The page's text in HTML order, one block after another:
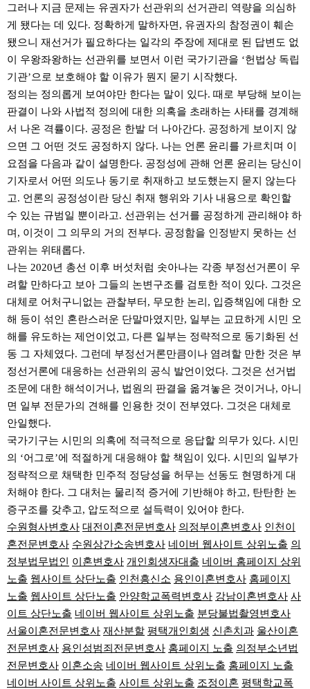
그러나 지금 문제는 유권자가 선관위의 선거관리 역량을 의심하
게 됐다는 데 있다. 정확하게 말하자면, 유권자의 참정권이 훼손
됐으니 재선거가 필요하다는 일각의 주장에 제대로 된 답변도 없
이 우왕좌왕하는 선관위를 보면서 이런 국가기관을 ‘헌법상 독립
기관’으로 보호해야 할 이유가 뭔지 묻기 시작했다.
정의는 정의롭게 보여야만 한다는 말이 있다. 때로 부당해 보이는
판결이 나와 사법적 정의에 대한 의혹을 초래하는 사태를 경계해
서 나온 격률이다. 공정은 한발 더 나아간다. 공정하게 보이지 않
으면 그 어떤 것도 공정하지 않다. 나는 언론 윤리를 가르치며 이
요점을 다음과 같이 설명한다. 공정성에 관해 언론 윤리는 당신이
기자로서 어떤 의도나 동기로 취재하고 보도했는지 묻지 않는다
고. 언론의 공정성이란 당신 취재 행위와 기사 내용으로 확인할
수 있는 규범일 뿐이라고. 선관위는 선거를 공정하게 관리해야 하
며, 이것이 그 의무의 거의 전부다. 공정함을 인정받지 못하는 선
관위는 위태롭다.
나는 2020년 총선 이후 버섯처럼 솟아나는 각종 부정선거론이 우
려할 만하다고 보아 그들의 논변구조를 검토한 적이 있다. 그것은
대체로 어처구니없는 관찰부터, 무모한 논리, 입증책임에 대한 오
해 등이 섞인 혼란스러운 단말마였지만, 일부는 교묘하게 시민 오
해를 유도하는 제언이었고, 다른 일부는 정략적으로 동기화된 선
동 그 자체였다. 그런데 부정선거론만큼이나 염려할 만한 것은 부
정선거론에 대응하는 선관위의 공식 발언이었다. 그것은 선거법
조문에 대한 해석이거나, 법원의 판결을 옮겨놓은 것이거나, 아니
면 일부 전문가의 견해를 인용한 것이 전부였다. 그것은 대체로
안일했다.
국가기구는 시민의 의혹에 적극적으로 응답할 의무가 있다. 시민
의 ‘어그로’에 적절하게 대응해야 할 책임이 있다. 시민의 일부가
정략적으로 채택한 민주적 정당성을 허무는 선동도 현명하게 대
처해야 한다. 그 대처는 물리적 증거에 기반해야 하고, 탄탄한 논
증구조를 갖추고, 압도적으로 설득력이 있어야 한다.
수원형사변호사 대전이혼전문변호사 의정부이혼변호사 인천이
혼전문변호사 수원상간소송변호사 네이버 웹사이트 상위노출 의
정부법무법인
이혼변호사 개인회생자대출 네이버 홈페이지 상위
노출 웹사이트 상단노출 인천흥신소 용인이혼변호사 홈페이지
노출 웹사이트 상단노출 안양학교폭력변호사 강남이혼변호사 사
이트 상단노출 네이버 웹사이트 상위노출 분당불법촬영변호사
서울이혼전문변호사 재산분할 평택개인회생 신촌치과 울산이혼
전문변호사 용인성범죄전문변호사 홈페이지 노출 의정부소년법
전문변호사 이혼소송 네이버 웹사이트 상위노출 홈페이지 노출
네이버 사이트 상위노출 사이트 상위노출 조정이혼 평택학교폭